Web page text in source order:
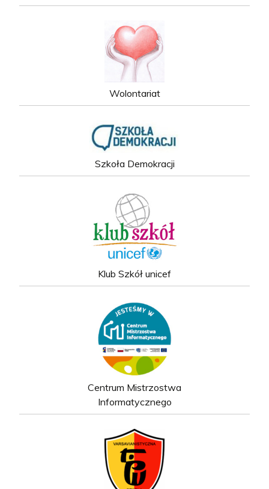
Wolontariat
Szkoła Demokracji
Klub Szkół unicef
Centrum Mistrzostwa
Informatycznego